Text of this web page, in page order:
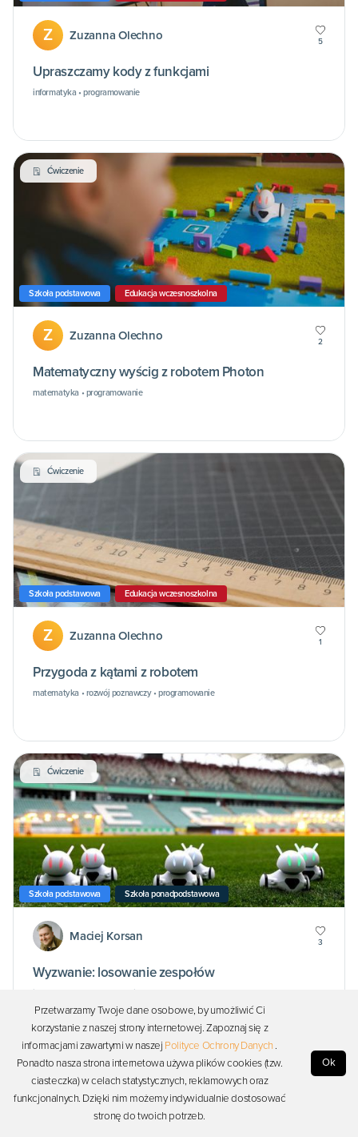
Z Zuzanna Olechno 5
Upraszczamy kody z funkcjami
informatyka • programowanie
Ćwiczenie
Szkoła podstawowa Edukacja wczesnoszkolna
Z Zuzanna Olechno 2
Matematyczny wyścig z robotem Photon
matematyka • programowanie
Ćwiczenie
Szkoła podstawowa Edukacja wczesnoszkolna
Z Zuzanna Olechno 1
Przygoda z kątami z robotem
matematyka • rozwój poznawczy • programowanie
Ćwiczenie
Szkoła podstawowa Szkoła ponadpodstawowa
Maciej Korsan 3
Wyzwanie: losowanie zespołów
Przetwarzamy Twoje dane osobowe, by umożliwić Ci
korzystanie z naszej strony internetowej. Zapoznaj się z
informacjami zawartymi w naszej Polityce Ochrony Danych .
Ponadto nasza strona internetowa używa plików cookies (tzw.
ciasteczka) w celach statystycznych, reklamowych oraz
funkcjonalnych. Dzięki nim możemy indywidualnie dostosować
stronę do twoich potrzeb.
Ok